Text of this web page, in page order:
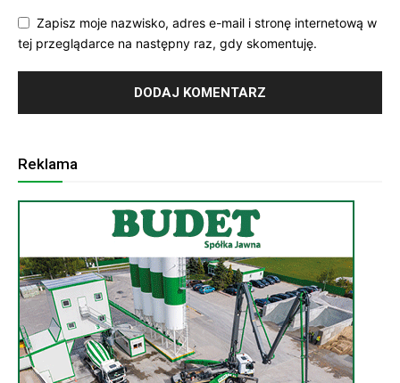
Zapisz moje nazwisko, adres e-mail i stronę internetową w
tej przeglądarce na następny raz, gdy skomentuję.
Reklama